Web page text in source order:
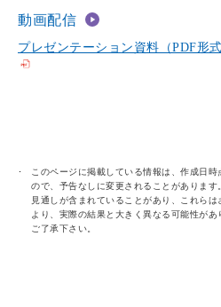
動画配信
プレゼンテーション資料（PDF形
このページに掲載している情報は、作成日
ので、予告なしに変更されることがありま
見通しが含まれていることがあり、これら
より、実際の結果と大きく異なる可能性があ
ご了承下さい。